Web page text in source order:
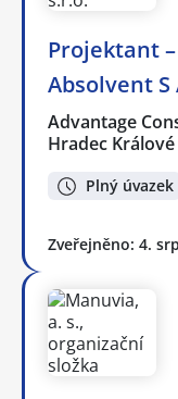
Projektant
Absolvent S
Advantage
Hradec Králové
Plný úvazek
Zveřejněno: 4.